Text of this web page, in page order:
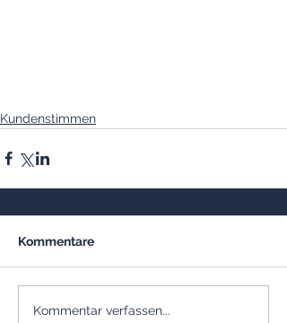
Kundenstimmen
Kommentare
Kommentar verfassen...